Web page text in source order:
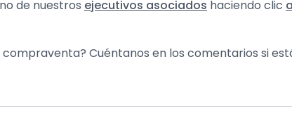
de nuestros ejecutivos asociados haciendo clic
Cuéntanos en los comentarios si